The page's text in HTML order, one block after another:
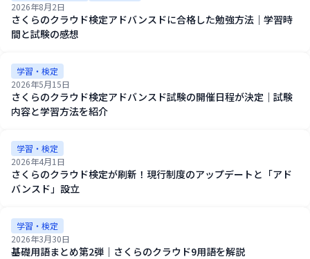
2026年8月2日
さくらのクラウド検定アドバンスドに合格した勉強方法｜学習時
間と試験の感想
学習・検定
2026年5月15日
さくらのクラウド検定アドバンスド試験の開催日程が決定｜試験
内容と学習方法を紹介
学習・検定
2026年4月1日
さくらのクラウド検定が刷新！現行制度のアップデートと「アド
バンスド」設立
学習・検定
2026年3月30日
基礎用語まとめ第2弾｜さくらのクラウド9用語を解説